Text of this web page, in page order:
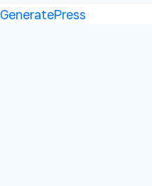
GeneratePress